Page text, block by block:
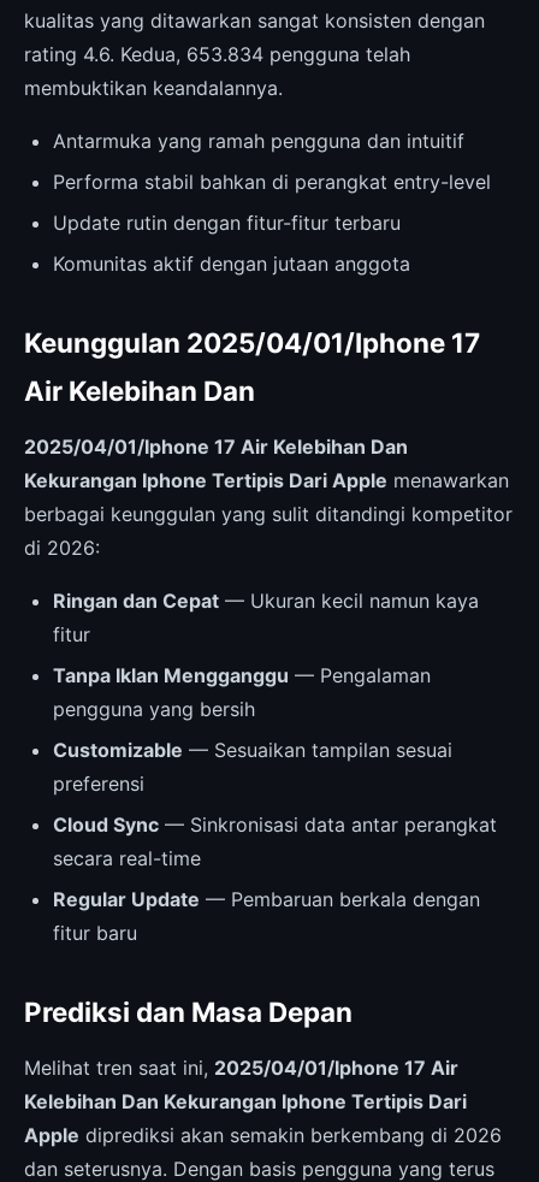
kualitas yang ditawarkan sangat konsisten dengan
rating 4.6. Kedua, 653.834 pengguna telah
membuktikan keandalannya.
Antarmuka yang ramah pengguna dan intuitif
Performa stabil bahkan di perangkat entry-level
Update rutin dengan fitur-fitur terbaru
Komunitas aktif dengan jutaan anggota
Keunggulan 2025/04/01/Iphone 17
Air Kelebihan Dan
2025/04/01/Iphone 17 Air Kelebihan Dan
Kekurangan Iphone Tertipis Dari Apple menawarkan
berbagai keunggulan yang sulit ditandingi kompetitor
di 2026:
Ringan dan Cepat — Ukuran kecil namun kaya
fitur
Tanpa Iklan Mengganggu — Pengalaman
pengguna yang bersih
Customizable — Sesuaikan tampilan sesuai
preferensi
Cloud Sync — Sinkronisasi data antar perangkat
secara real-time
Regular Update — Pembaruan berkala dengan
fitur baru
Prediksi dan Masa Depan
Melihat tren saat ini, 2025/04/01/Iphone 17 Air
Kelebihan Dan Kekurangan Iphone Tertipis Dari
Apple diprediksi akan semakin berkembang di 2026
dan seterusnya. Dengan basis pengguna yang terus